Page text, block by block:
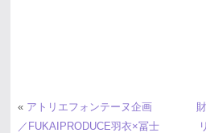
« アトリエフォンテーヌ企画
／FUKAIPRODUCE羽衣×冨士